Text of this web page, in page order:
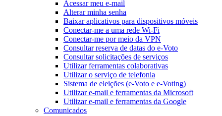
Acessar meu e-mail
Alterar minha senha
Baixar aplicativos para dispositivos móveis
Conectar-me a uma rede Wi-Fi
Conectar-me por meio da VPN
Consultar reserva de datas do e-Voto
Consultar solicitações de serviços
Utilizar ferramentas colaborativas
Utilizar o serviço de telefonia
Sistema de eleições (e-Voto e e-Voting)
Utilizar e-mail e ferramentas da Microsoft
Utilizar e-mail e ferramentas da Google
Comunicados